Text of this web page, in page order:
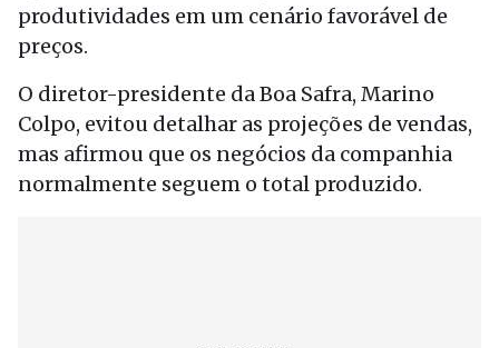
produtividades em um cenário favorável de
preços.
O diretor-presidente da Boa Safra, Marino
Colpo, evitou detalhar as projeções de vendas,
mas afirmou que os negócios da companhia
normalmente seguem o total produzido.